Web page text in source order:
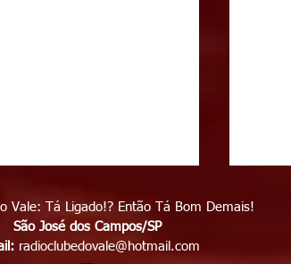
Vale: Tá Ligado!? Então Tá Bom Demais!
São José dos Campos/SP
radioclubedovale@hotmail.com